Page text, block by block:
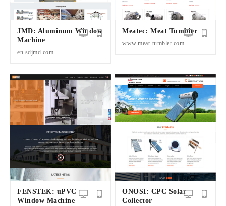
JMD: Aluminum Window
Machine
en.sdjmd.com
Meatec: Meat Tumbler
www.meat-tumbler.com
FENSTEK: uPVC
Window Machine
ONOSI: CPC Solar
Collector